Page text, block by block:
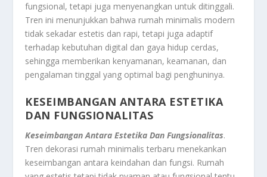
fungsional, tetapi juga menyenangkan untuk ditinggali.
Tren ini menunjukkan bahwa rumah minimalis modern
tidak sekadar estetis dan rapi, tetapi juga adaptif
terhadap kebutuhan digital dan gaya hidup cerdas,
sehingga memberikan kenyamanan, keamanan, dan
pengalaman tinggal yang optimal bagi penghuninya.
KESEIMBANGAN ANTARA ESTETIKA
DAN FUNGSIONALITAS
Keseimbangan Antara Estetika Dan Fungsionalitas.
Tren dekorasi rumah minimalis terbaru menekankan
keseimbangan antara keindahan dan fungsi. Rumah